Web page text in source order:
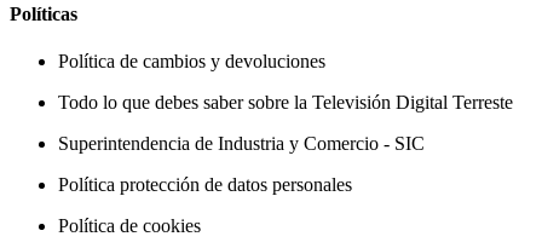
Políticas
Política de cambios y devoluciones
Todo lo que debes saber sobre la Televisión Digital Terreste
Superintendencia de Industria y Comercio - SIC
Política protección de datos personales
Política de cookies